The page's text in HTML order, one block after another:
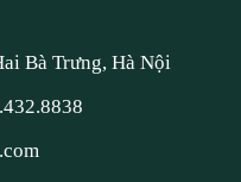
Bà Trưng, Hà Nội